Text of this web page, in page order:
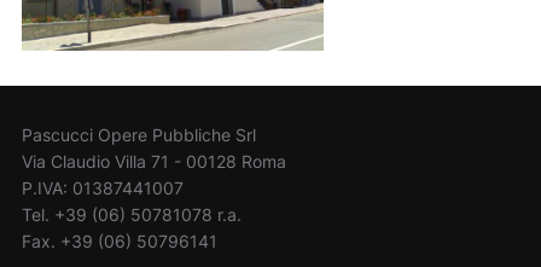
Pascucci Opere Pubbliche Srl
Via Claudio Villa 71 - 00128 Roma
P.IVA: 01387441007
Tel. +39 (06) 50781078 r.a.
Fax. +39 (06) 50796141